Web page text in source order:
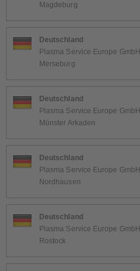
Magdeburg
Deutschland
Plasma Service Europe GmbH
Merseburg
Deutschland
Plasma Service Europe GmbH
Münster Arkaden
Deutschland
Plasma Service Europe GmbH
Nordhausen
Deutschland
Plasma Service Europe GmbH
Rostock